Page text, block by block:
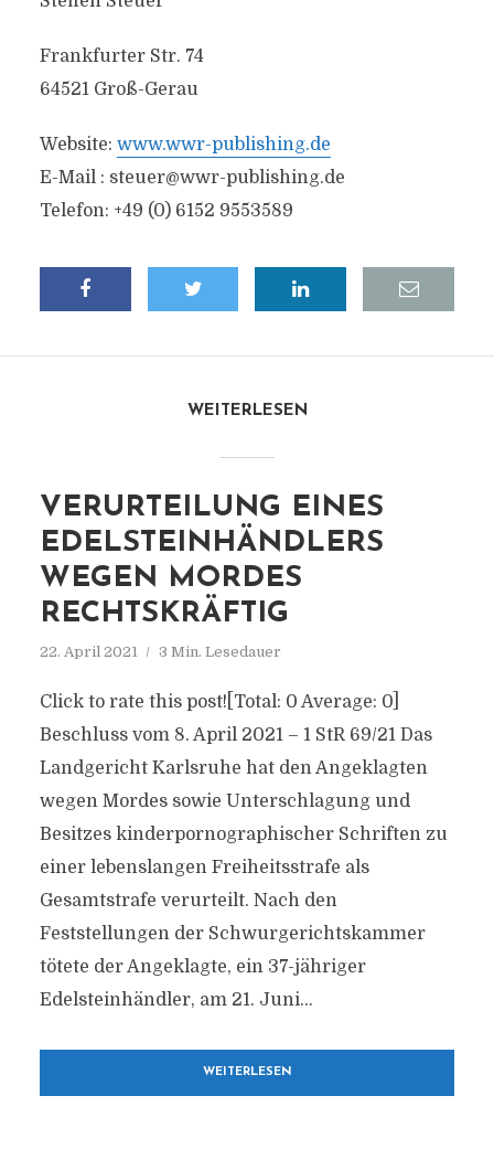
Frankfurter Str. 74
64521 Groß-Gerau
Website: www.wwr-publishing.de
E-Mail : steuer@wwr-publishing.de
Telefon: +49 (0) 6152 9553589
WEITERLESEN
VERURTEILUNG EINES
EDELSTEINHÄNDLERS
WEGEN MORDES
RECHTSKRÄFTIG
22. April 2021 3 Min. Lesedauer
Click to rate this post![Total: 0 Average: 0]
Beschluss vom 8. April 2021 – 1 StR 69/21 Das
Landgericht Karlsruhe hat den Angeklagten
wegen Mordes sowie Unterschlagung und
Besitzes kinderpornographischer Schriften zu
einer lebenslangen Freiheitsstrafe als
Gesamtstrafe verurteilt. Nach den
Feststellungen der Schwurgerichtskammer
tötete der Angeklagte, ein 37-jähriger
Edelsteinhändler, am 21. Juni...
WEITERLESEN